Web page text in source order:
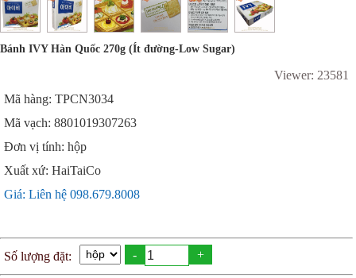
Bánh IVY Hàn Quốc 270g (Ít đường-Low Sugar)
Viewer: 23581
Mã hàng: TPCN3034
Mã vạch: 8801019307263
Đơn vị tính: hộp
Xuất xứ: HaiTaiCo
Giá: Liên hệ 098.679.8008
Số lượng đặt: - +